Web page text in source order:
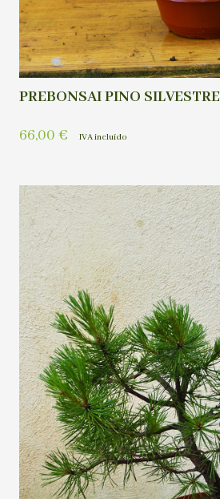
PREBONSAI PINO SILVESTRE
66,00 € IVA incluído